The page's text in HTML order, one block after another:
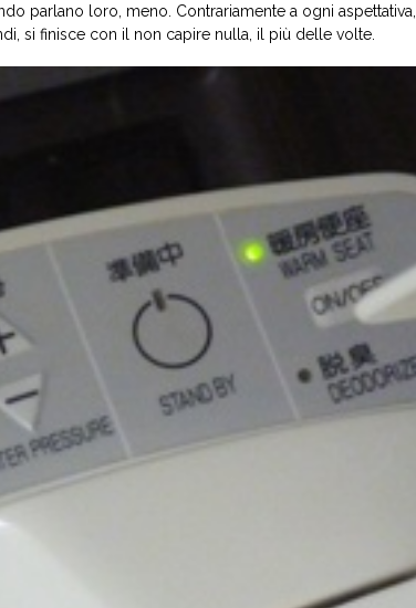
parlano loro, meno. Contrariamente a ogni aspettativa,
si finisce con il non capire nulla, il più delle volte.